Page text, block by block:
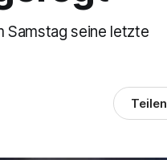
Samstag seine letzte
Teilen